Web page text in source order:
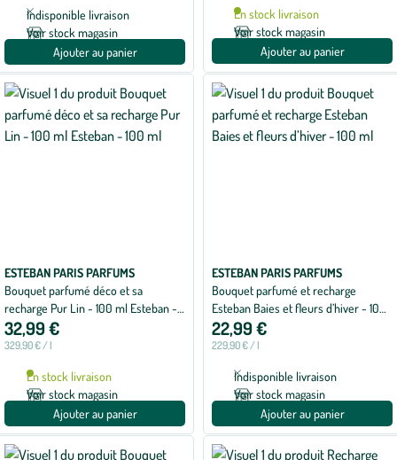
Indisponible livraison
Voir stock magasin
Ajouter au panier
En stock livraison
Voir stock magasin
Ajouter au panier
ESTEBAN PARIS PARFUMS
Bouquet parfumé déco et sa
recharge Pur Lin - 100 ml Esteban -
100 ml
32,99 €
329,90 € / l
En stock livraison
Voir stock magasin
Ajouter au panier
ESTEBAN PARIS PARFUMS
Bouquet parfumé et recharge
Esteban Baies et fleurs d’hiver - 100
ml
22,99 €
229,90 € / l
Indisponible livraison
Voir stock magasin
Ajouter au panier